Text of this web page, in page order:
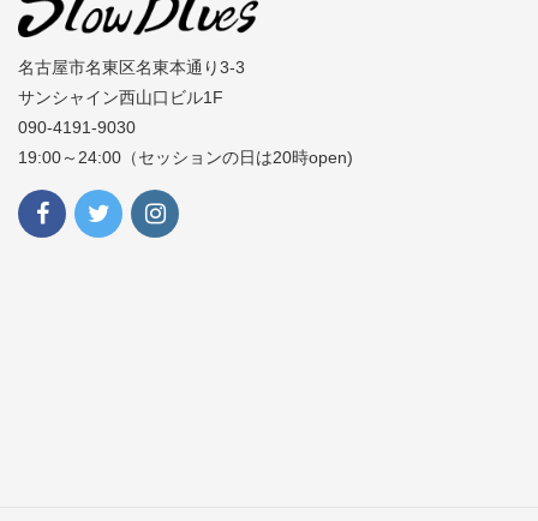
名古屋市名東区名東本通り3-3
サンシャイン西山口ビル1F
090-4191-9030
19:00～24:00（セッションの日は20時open)